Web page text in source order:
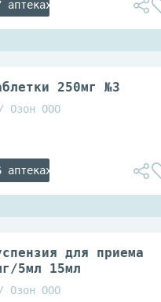
250мг №3
Озон ООО
для приема
5мл 15мл
Озон ООО